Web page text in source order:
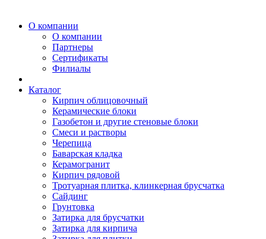
О компании
О компании
Партнеры
Сертификаты
Филиалы
Каталог
Кирпич облицовочный
Керамические блоки
Газобетон и другие стеновые блоки
Смеси и растворы
Черепица
Баварская кладка
Керамогранит
Кирпич рядовой
Тротуарная плитка, клинкерная брусчатка
Сайдинг
Грунтовка
Затирка для брусчатки
Затирка для кирпича